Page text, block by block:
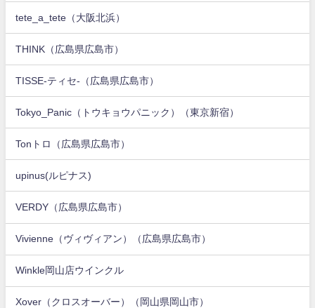
tete_a_tete（大阪北浜）
THINK（広島県広島市）
TISSE-ティセ-（広島県広島市）
Tokyo_Panic（トウキョウパニック）（東京新宿）
Tonトロ（広島県広島市）
upinus(ルピナス)
VERDY（広島県広島市）
Vivienne（ヴィヴィアン）（広島県広島市）
Winkle岡山店ウインクル
Xover（クロスオーバー）（岡山県岡山市）